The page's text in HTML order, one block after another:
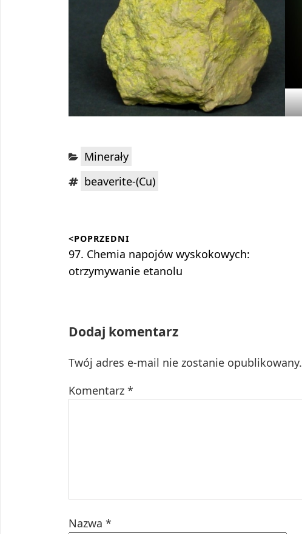
Kategorie:
Minerały
Tagi:beaverite-(Cu)
wpisu
<POPRZEDNI
Poprzedni
wpis:
97. Chemia napojów wyskokowych:
otrzymywanie etanolu
Dodaj komentarz
Twój adres e-mail nie zostanie opublikowany.
Komentarz *
Nazwa *